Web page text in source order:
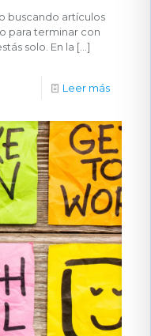
buscando artículos
para terminar con
solo. En la […]
Leer más